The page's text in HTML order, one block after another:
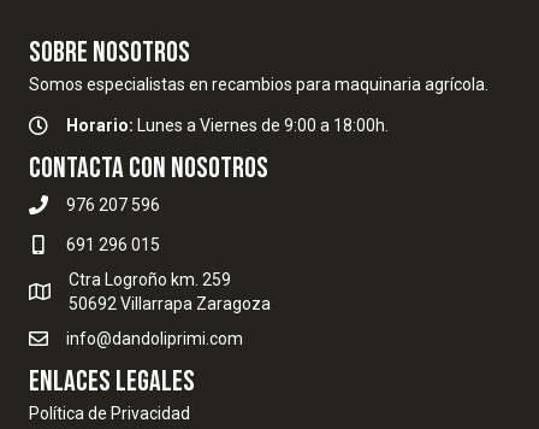
SOBRE NOSOTROS
Somos especialistas en recambios para maquinaria agrícola.
Horario: Lunes a Viernes de 9:00 a 18:00h.
Contacta con nosotros
976 207 596
691 296 015
Ctra Logroño km. 259
50692 Villarrapa Zaragoza
info@dandoliprimi.com
ENLACES LEGALES
Política de Privacidad